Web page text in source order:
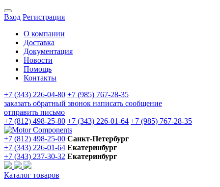
Вход Регистрация
О компании
Доставка
Документация
Новости
Помощь
Контакты
+7 (343) 226-04-80 +7 (985) 767-28-35
заказать обратный звонок написать сообщение
отправить письмо
+7 (812) 498-25-80 +7 (343) 226-01-64 +7 (985) 767-28-35
+7 (812) 498-25-00 Санкт-Петербург
+7 (343) 226-01-64 Екатеринбург
+7 (343) 237-30-32 Екатеринбург
Каталог товаров